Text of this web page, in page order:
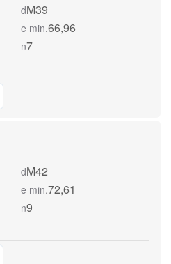
dM39
e min.66,96
n7
dM42
e min.72,61
n9